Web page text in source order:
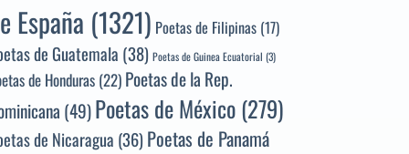
España (1321) Poetas de Filipinas (17)
de Guatemala (38) Poetas de Guinea Ecuatorial (3)
de Honduras(22) Poetas de la Rep.
(49)Poetas de México(279)
de Nicaragua (36) Poetas de Panamá